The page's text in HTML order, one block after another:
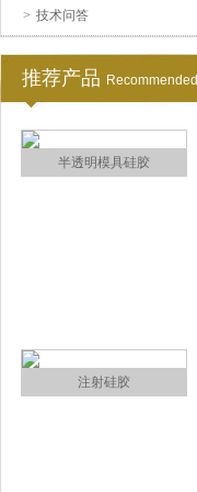
> 技术问答
推荐产品 Recommended
半透明模具硅胶
注射硅胶